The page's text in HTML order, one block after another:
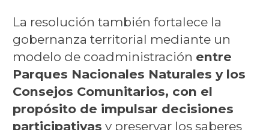
La resolución también fortalece la
gobernanza territorial mediante un
modelo de coadministración entre
Parques Nacionales Naturales y los
Consejos Comunitarios, con el
propósito de impulsar decisiones
participativas y preservar los saberes